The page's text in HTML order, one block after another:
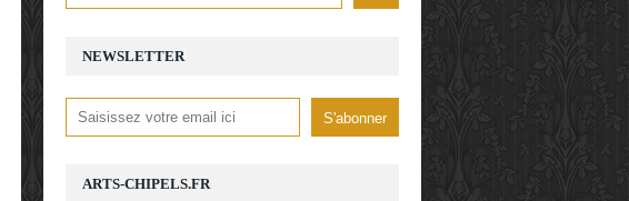
NEWSLETTER
ARTS-CHIPELS.FR